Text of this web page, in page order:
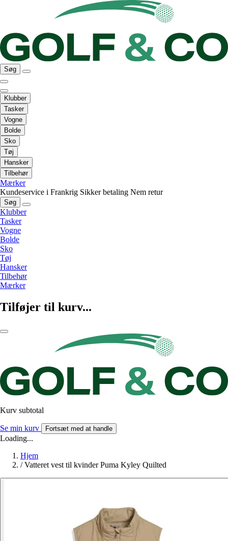
Søg
Klubber
Tasker
Vogne
Bolde
Sko
Tøj
Hansker
Tilbehør
Mærker
Kundeservice i Frankrig Sikker betaling Nem retur
Søg
Klubber
Tasker
Vogne
Bolde
Sko
Tøj
Hansker
Tilbehør
Mærker
Tilføjer til kurv...
Kurv subtotal
Se min kurv Fortsæt med at handle
Loading...
Hjem
/ Vatteret vest til kvinder Puma Kyley Quilted